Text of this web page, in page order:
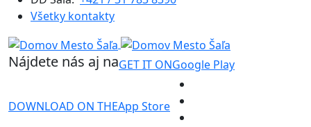
Všetky kontakty
Nájdete nás aj naGET IT ONGoogle Play
DOWNLOAD ON THEApp Store